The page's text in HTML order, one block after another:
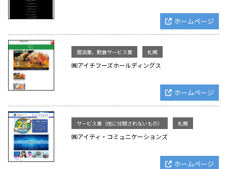
ホームページ
宿泊業、飲食サービス業 札幌
㈱アイチフーズホールディングス
ホームページ
サービス業（他に分類されないもの） 札幌
㈱アイティ・コミュニケーションズ
ホームページ